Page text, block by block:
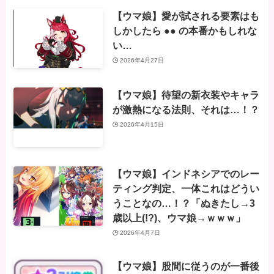
【ウマ娘】愛が試される要素はも
しかしたら ●● の本番かもしれな
い…
2026年4月27日
【ウマ娘】待望の新衣装やキャラ
が激熱になる法則、それは…！？
2026年4月15日
【ウマ娘】インドネシアでのレー
ティング判定、一体これはどうい
うことなの…！？「ぬきたし→3
歳以上(!?)、ウマ娘→ｗｗｗ」
2026年4月7日
【ウマ娘】股間に従うのが一番後